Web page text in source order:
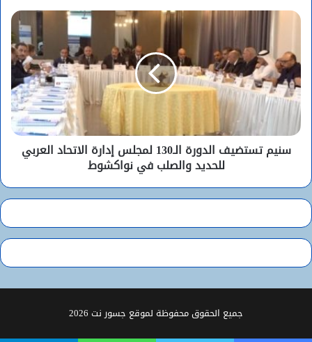
سنيم تستضيف الدورة الـ130 لمجلس إدارة الاتحاد العربي
للحديد والصلب في نواكشوط
جميع الحقوق محفوظة لموقع جسور نت 2026